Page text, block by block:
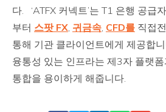
다. ‘ATFX 커넥트’는 T1 은행 공급
부터 스팟 FX 귀금속 CFD를 직접
통해 기관 클라이언트에게 제공합
융통성 있는 인프라는 제3자 플랫폼
통합을 용이하게 해줍니다.